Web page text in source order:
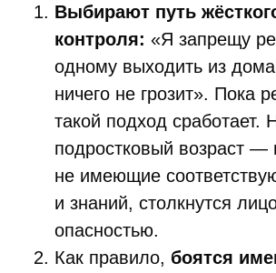
Выбирают путь
контроля: «Я запрещу
одному выходить из
ничего не грозит». Пока
такой подход сработает.
подростковый возраст —
не имеющие
и знаний, столкнутся
опасностью.
Как правило, боятся